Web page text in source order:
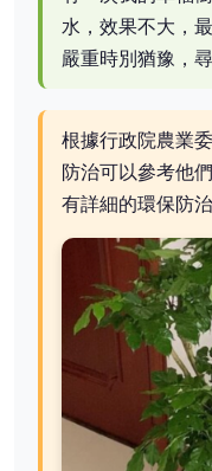
水，效果不大，
嚴重時別猶豫，
根據行政院農業
防治可以參考他
有詳細的環保防治